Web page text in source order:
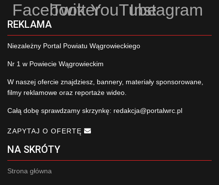
Facebook
TwitterYouTubeInstagram
REKLAMA
Niezależny Portal Powiatu Wągrowieckiego
Nr 1 w Powiecie Wągrowieckim
W naszej ofercie znajdziesz, bannery, materiały sponsorowane,
filmy reklamowe oraz reportaże wideo.
Całą dobę sprawdzamy skrzynkę: redakcja@portalwrc.pl
ZAPYTAJ O OFERTĘ
NA SKRÓTY
Strona główna